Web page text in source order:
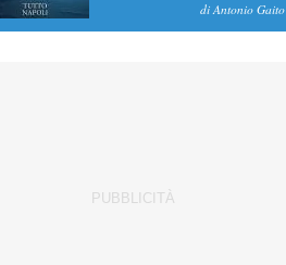
di Antonio Gaito